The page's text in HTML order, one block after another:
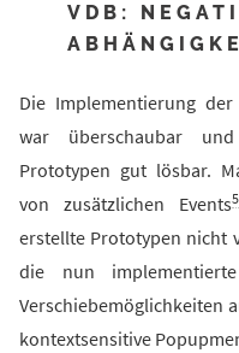
VDB:
Die Implementierung
war überschaubar
Prototypen gut lösbar.
von zusätzlichen Events5
erstellte Prototypen nicht
die nun
Verschiebemöglichkeiten
kontextsensitive